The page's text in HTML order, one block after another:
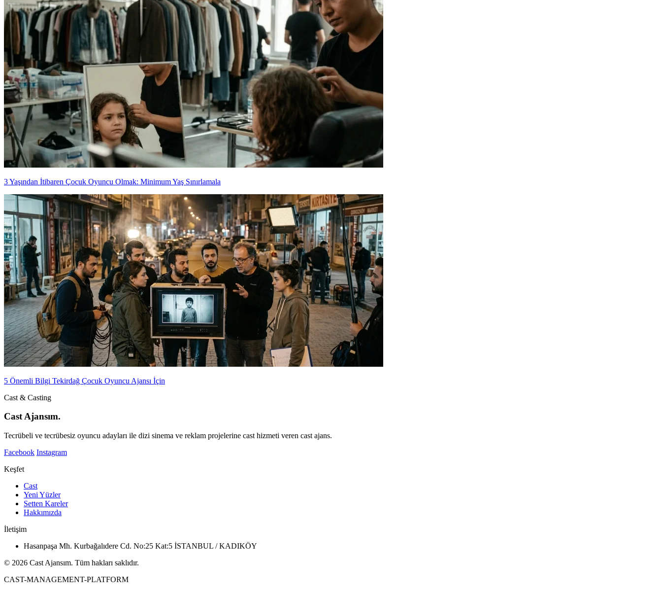
3 Yaşından İtibaren Çocuk Oyuncu Olmak: Minimum Yaş Sınırlamala
5 Önemli Bilgi Tekirdağ Çocuk Oyuncu Ajansı İçin
Cast & Casting
Cast Ajansım.
Tecrübeli ve tecrübesiz oyuncu adayları ile dizi sinema ve reklam projelerine cast hizmeti veren cast ajans.
Facebook Instagram
Keşfet
Cast
Yeni Yüzler
Setten Kareler
Hakkımızda
İletişim
Hasanpaşa Mh. Kurbağalıdere Cd. No:25 Kat:5 İSTANBUL / KADIKÖY
© 2026 Cast Ajansım. Tüm hakları saklıdır.
CAST-MANAGEMENT-PLATFORM